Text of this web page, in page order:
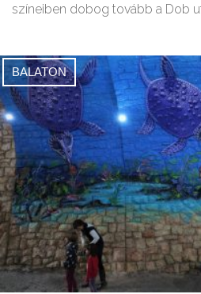
színeiben dobog tovább a Dob
BALATON